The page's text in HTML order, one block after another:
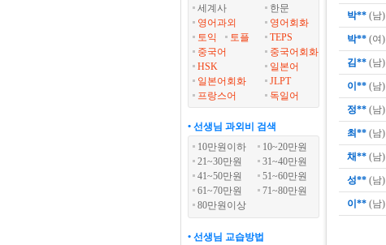
세계사
한문
영어과외
영어회화
토익
토플
TEPS
중국어
중국어회화
HSK
일본어
일본어회화
JLPT
프랑스어
독일어
• 선생님 과외비 검색
10만원이하
10~20만원
21~30만원
31~40만원
41~50만원
51~60만원
61~70만원
71~80만원
80만원이상
• 선생님 교습방법
박** (남)
박** (여)
김** (남)
이** (남)
정** (남)
최** (남)
채** (남)
성** (남)
이** (남)